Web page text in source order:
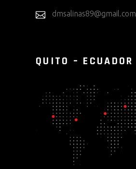
dmsalinas89@gmail.com
QUITO – ECUADOR